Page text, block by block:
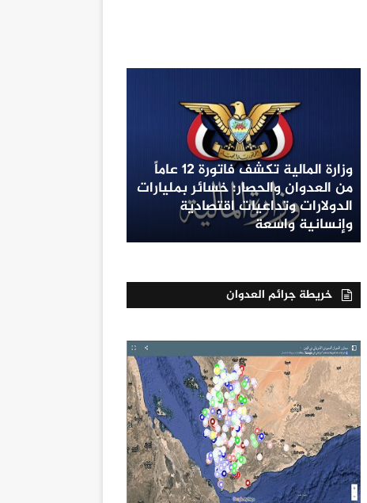
وزارة المالية تكشف فاتورة 12 عاماً
من العدوان والحصار: خسائر بمليارات
الدولارات وتداعيات اقتصادية
وإنسانية واسعة
خريطة جرائم العدوان